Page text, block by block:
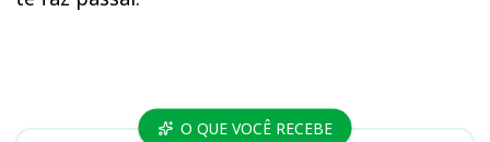
Cursos O QUE VOCÊ RECEBE